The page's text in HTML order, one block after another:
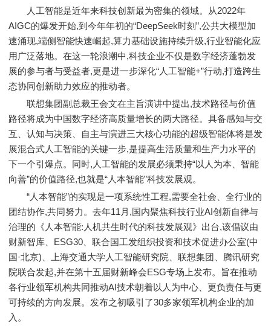
人工智能是近年来科技创新最为密集的领域。从2022年
AIGC的爆发开始,到今年年初的“DeepSeek时刻”,公共大模型加
速涌现,端侧智能快速崛起,算力基础设施持续升级,行业智能化应
用广泛落地。在这一轮浪潮中,科技企业不仅是数字经济蓬勃发
展的参与者与受益者,更是进一步深化“人工智能+”行动,打造跨生
态协同创新助力效应的推动者。
联想集团副总裁王会文在主旨演讲中提出,技术路径与价值
路径将成为中国数字经济高质量增长的两大路径。具备感知与交
互、认知与决策、自主与演进三大核心功能的超级智能体将是发
展混合式人工智能的关键一步,是提高生活质量和生产力水平的
下一个引爆点。同时,人工智能的发展必须秉持“以人为本、智能
向善”的价值路径,也就是“人本智能”科技发展观。
“人本智能”的实现是一项系统性工程,需要全社会、全行业的
团结协作,共同努力。去年11月,国内聚焦科技行业AI创新自律与
治理的《人本智能:人机共生时代的科技发展观》出台,该倡议由
财新智库、ESG30、联合国工发组织投资和技术促进办公室(中
国·北京)、上海交通大学人工智能研究院、联想集团、腾讯研究
院联合发起,并在第十五届财新峰会ESG专场上发布。旨在推动
各行业领军机构共同推动AI技术朝着以人为中心、更负责任与更
可持续的方向发展。发布之初吸引了30多家领军机构企业的加
入。